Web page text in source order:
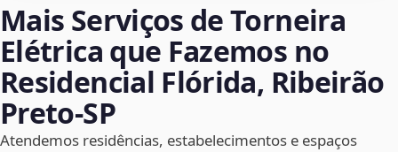
Mais Serviços de Torneira
Elétrica que Fazemos no
Residencial Flórida, Ribeirão
Preto‑SP
Atendemos residências, estabelecimentos e espaços